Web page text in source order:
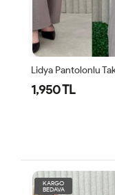
Lidya Pantolonlu
1,950 TL
KARGO
BEDAVA